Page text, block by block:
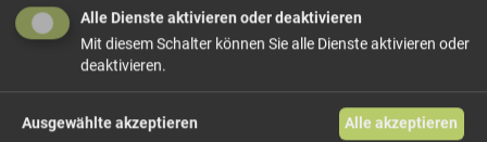
Ein Waldhimbeergeist, der durch sein einmaliges, fein
mildes Aroma, seinen intensiven Geruch nach Himbeeren
und seinen Geschmack besticht. Destilliert aus
39Vol%
Alle Dienste aktivieren oder deaktivieren
Mit diesem Schalter können Sie alle Dienste aktivieren oder
deaktivieren.
Ausgewählte akzeptieren Alle akzeptieren